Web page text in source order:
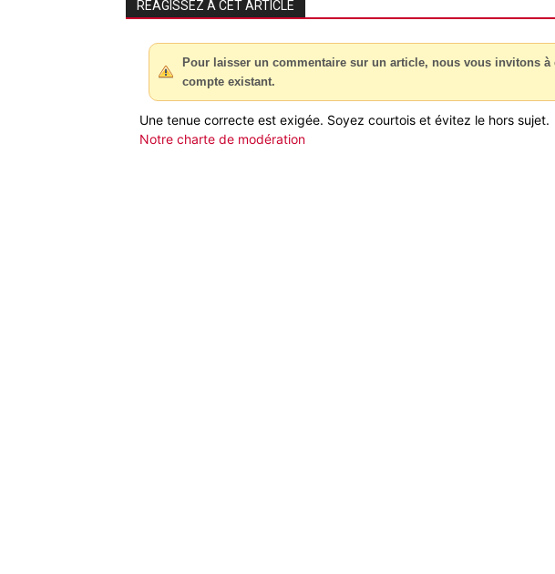
RÉAGISSEZ À CET ARTICLE
Pour laisser un commentaire sur un article, nous vous invitons
compte existant.
Une tenue correcte est exigée. Soyez courtois et évitez le hors sujet.
Notre charte de modération